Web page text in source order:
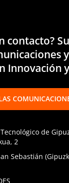
contacto?
Innovación
de
2
Sebastián